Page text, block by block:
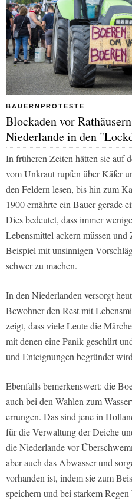
BAUERNPROTESTE
Blockaden vor
Niederlande in den
In früheren Zeiten hätten sie auf
vom Unkraut rupfen über Käfer
den Feldern lesen, bis hin zum
1900 ernährte ein Bauer gerade
Dies bedeutet, dass immer
Lebensmittel ackern müssen und
Beispiel mit unsinnigen
schwer zu machen.
In den Niederlanden versorgt
Bewohner den Rest mit
zeigt, dass viele Leute die
mit denen eine Panik geschürt
und Enteignungen begründet
Ebenfalls bemerkenswert: die
auch bei den Wahlen zum
errungen. Das sind jene in
für die Verwaltung der Deiche
die Niederlande vor
aber auch das Abwasser und
vorhanden ist, indem sie zum
speichern und bei starkem Regen